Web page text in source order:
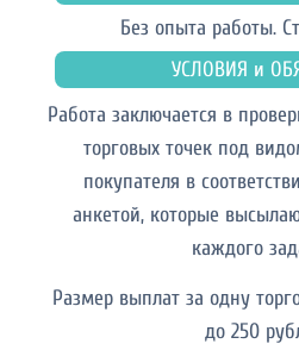
Без опыта работы.
УСЛОВИЯ и
Работа заключается в
торговых точек под
покупателя в
анкетой, которые
каждого
Размер выплат за одну
до 250